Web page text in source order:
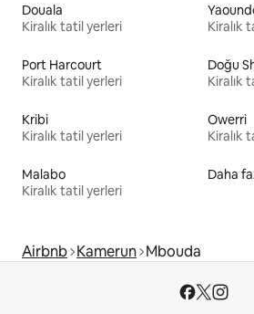
Douala
Kiralık tatil yerleri
Kiralık
Port Harcourt
Kiralık tatil yerleri
Doğu
Kiralık
Kribi
Kiralık tatil yerleri
Owerri
Kiralık
Malabo
Kiralık tatil yerleri
Daha
Airbnb Kamerun Mbouda